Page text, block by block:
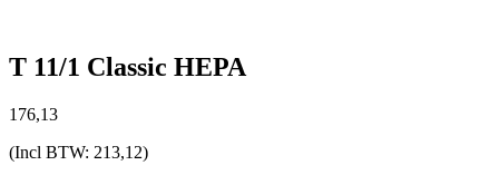
T 11/1 Classic HEPA
176,13
(Incl BTW: 213,12)